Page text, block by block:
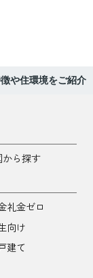
や住環境をご紹介
から探す
礼金ゼロ
向け
建て